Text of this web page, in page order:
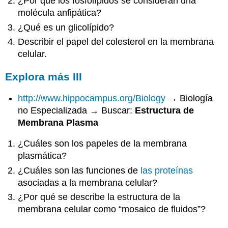
molécula anfipática?
¿Qué es un glicolípido?
Describir el papel del colesterol en la membrana
celular.
Explora más III
http://www.hippocampus.org/Biology → Biología
no Especializada → Buscar: Estructura de
Membrana Plasma
¿Cuáles son los papeles de la membrana
plasmática?
¿Cuáles son las funciones de las proteínas
asociadas a la membrana celular?
¿Por qué se describe la estructura de la
membrana celular como “mosaico de fluidos”?